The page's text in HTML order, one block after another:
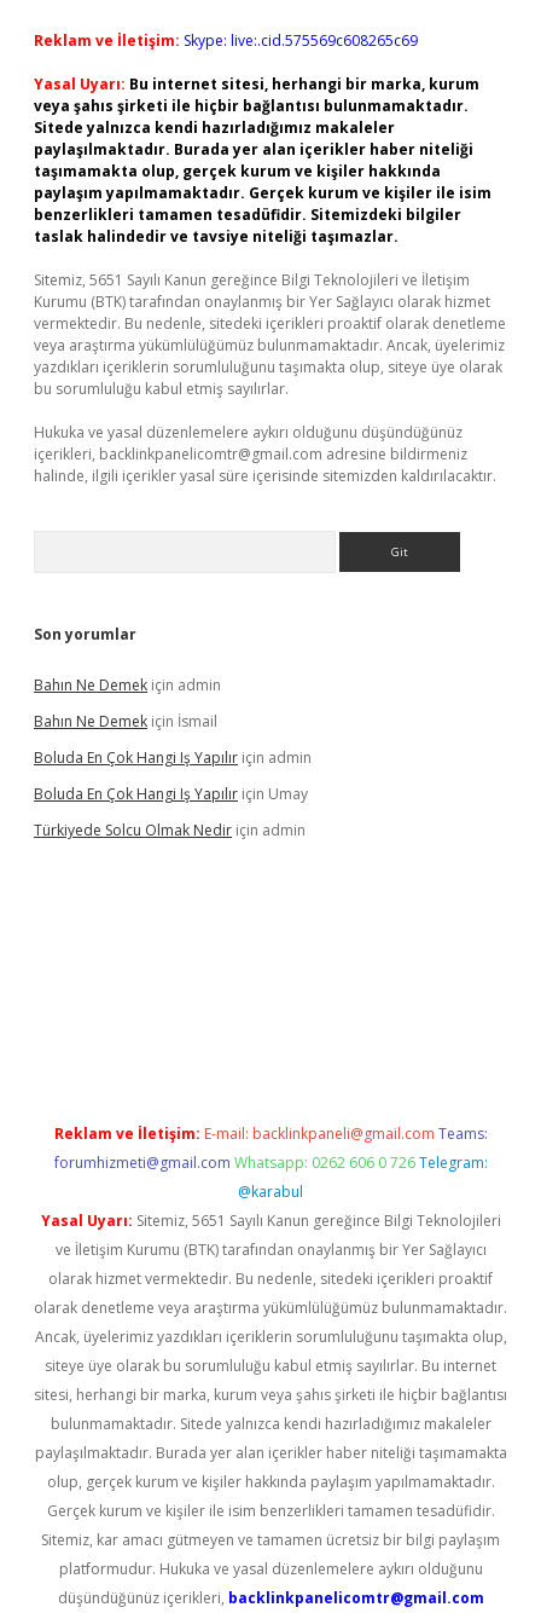
Reklam ve İletişim: Skype: live:.cid.575569c608265c69
Yasal Uyarı: Bu internet sitesi, herhangi bir marka, kurum
veya şahıs şirketi ile hiçbir bağlantısı bulunmamaktadır.
Sitede yalnızca kendi hazırladığımız makaleler
paylaşılmaktadır. Burada yer alan içerikler haber niteliği
taşımamakta olup, gerçek kurum ve kişiler hakkında
paylaşım yapılmamaktadır. Gerçek kurum ve kişiler ile isim
benzerlikleri tamamen tesadüfidir. Sitemizdeki bilgiler
taslak halindedir ve tavsiye niteliği taşımazlar.
Sitemiz, 5651 Sayılı Kanun gereğince Bilgi Teknolojileri ve İletişim
Kurumu (BTK) tarafından onaylanmış bir Yer Sağlayıcı olarak hizmet
vermektedir. Bu nedenle, sitedeki içerikleri proaktif olarak denetleme
veya araştırma yükümlülüğümüz bulunmamaktadır. Ancak, üyelerimiz
yazdıkları içeriklerin sorumluluğunu taşımakta olup, siteye üye olarak
bu sorumluluğu kabul etmiş sayılırlar.
Hukuka ve yasal düzenlemelere aykırı olduğunu düşündüğünüz
içerikleri, backlinkpanelicomtr@gmail.com adresine bildirmeniz
halinde, ilgili içerikler yasal süre içerisinde sitemizden kaldırılacaktır.
Son yorumlar
Bahın Ne Demek için admin
Bahın Ne Demek için İsmail
Boluda En Çok Hangi Iş Yapılır için admin
Boluda En Çok Hangi Iş Yapılır için Umay
Türkiyede Solcu Olmak Nedir için admin
Reklam ve İletişim: E-mail: backlinkpaneli@gmail.com Teams:
forumhizmeti@gmail.com Whatsapp: 0262 606 0 726 Telegram:
@karabul
Yasal Uyarı: Sitemiz, 5651 Sayılı Kanun gereğince Bilgi Teknolojileri
ve İletişim Kurumu (BTK) tarafından onaylanmış bir Yer Sağlayıcı
olarak hizmet vermektedir. Bu nedenle, sitedeki içerikleri proaktif
olarak denetleme veya araştırma yükümlülüğümüz bulunmamaktadır.
Ancak, üyelerimiz yazdıkları içeriklerin sorumluluğunu taşımakta olup,
siteye üye olarak bu sorumluluğu kabul etmiş sayılırlar. Bu internet
sitesi, herhangi bir marka, kurum veya şahıs şirketi ile hiçbir bağlantısı
bulunmamaktadır. Sitede yalnızca kendi hazırladığımız makaleler
paylaşılmaktadır. Burada yer alan içerikler haber niteliği taşımamakta
olup, gerçek kurum ve kişiler hakkında paylaşım yapılmamaktadır.
Gerçek kurum ve kişiler ile isim benzerlikleri tamamen tesadüfidir.
Sitemiz, kar amacı gütmeyen ve tamamen ücretsiz bir bilgi paylaşım
platformudur. Hukuka ve yasal düzenlemelere aykırı olduğunu
düşündüğünüz içerikleri, backlinkpanelicomtr@gmail.com